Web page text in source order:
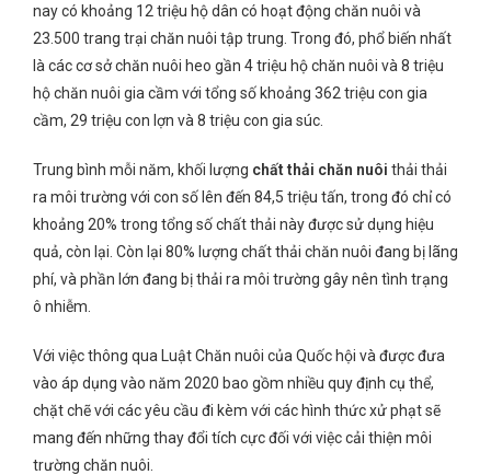
nay có khoảng 12 triệu hộ dân có hoạt động chăn nuôi và
23.500 trang trại chăn nuôi tập trung. Trong đó, phổ biến nhất
là các cơ sở chăn nuôi heo gần 4 triệu hộ chăn nuôi và 8 triệu
hộ chăn nuôi gia cầm với tổng số khoảng 362 triệu con gia
cầm, 29 triệu con lợn và 8 triệu con gia súc.
Trung bình mỗi năm, khối lượng chất thải chăn nuôi thải thải
ra môi trường với con số lên đến 84,5 triệu tấn, trong đó chỉ có
khoảng 20% trong tổng số chất thải này được sử dụng hiệu
quả, còn lại. Còn lại 80% lượng chất thải chăn nuôi đang bị lãng
phí, và phần lớn đang bị thải ra môi trường gây nên tình trạng
ô nhiễm.
Với việc thông qua Luật Chăn nuôi của Quốc hội và được đưa
vào áp dụng vào năm 2020 bao gồm nhiều quy định cụ thể,
chặt chẽ với các yêu cầu đi kèm với các hình thức xử phạt sẽ
mang đến những thay đổi tích cực đối với việc cải thiện môi
trường chăn nuôi.